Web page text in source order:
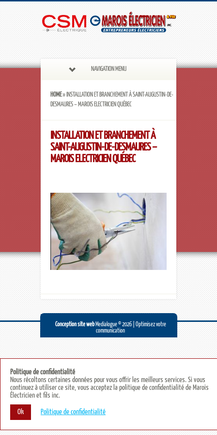
NAVIGATION MENU
HOME» INSTALLATION ET BRANCHEMENT À SAINT-AUGUSTIN-DE-
DESMAURES – MAROIS ELECTRICIEN QUÉBEC
INSTALLATION ET BRANCHEMENT À
SAINT-AUGUSTIN-DE-DESMAURES –
MAROIS ELECTRICIEN QUÉBEC
Conception site webMedialogue © 2026 | Optimisez votre
communication
Politique de confidentialité
Nous récoltons certaines données pour vous offrir les meilleurs services. Si vous
continuez à utiliser ce site, vous acceptez la politique de confidentialité de Marois
Électricien et fils inc.
Ok Politique de confidentialité